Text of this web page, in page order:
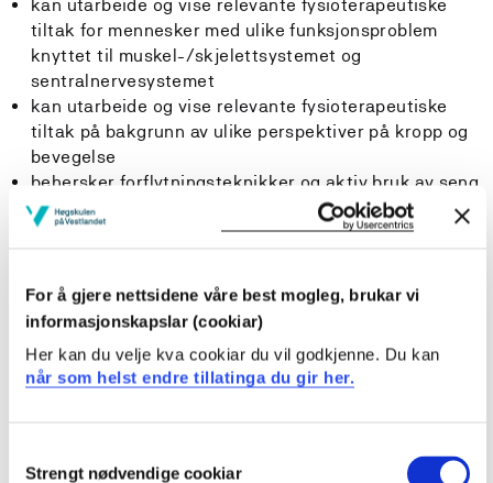
For å gjere nettsidene våre best mogleg, brukar vi
informasjonskapslar (cookiar)
Her kan du velje kva cookiar du vil godkjenne. Du kan
når som helst endre tillatinga du gir her.
Selection
Strengt nødvendige cookiar
kan utarbeide og vise relevante fysioterapeutiske
tiltak for mennesker med ulike funksjonsproblem
knyttet til muskel-/skjelettsystemet og
sentralnervesystemet
kan utarbeide og vise relevante fysioterapeutiske
tiltak på bakgrunn av ulike perspektiver på kropp og
bevegelse
behersker forflytningsteknikker og aktiv bruk av seng
kan søke og vurdere forskningslitteratur knyttet til
ulike fysioterapeutiske tiltak
Generell kompetanse
Studenten...
har innsikt i ICF som modell for journalskriving og
utforming av funksjonsdiagnoser
sammensatte behov